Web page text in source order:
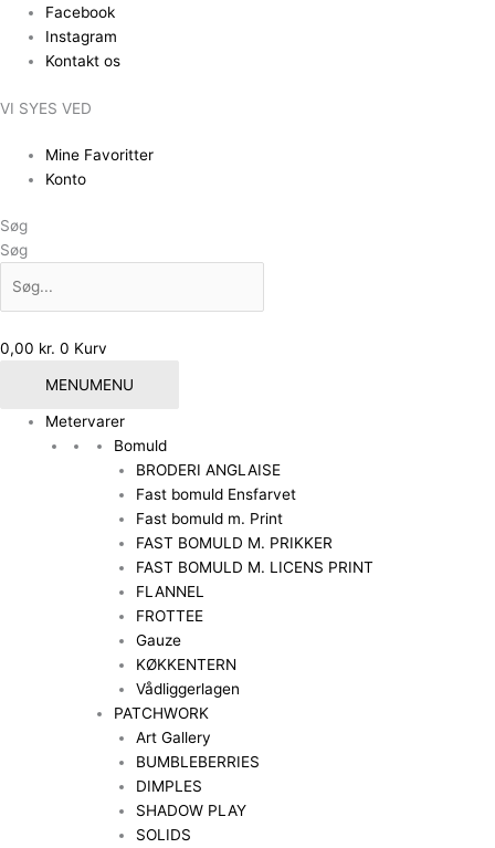
indholdet
Facebook
Instagram
Kontakt os
VI SYES VED
Mine Favoritter
Konto
Søg
Søg
0,00 kr. 0 Kurv
MENUMENU
Metervarer
Bomuld
BRODERI ANGLAISE
Fast bomuld Ensfarvet
Fast bomuld m. Print
FAST BOMULD M. PRIKKER
FAST BOMULD M. LICENS PRINT
FLANNEL
FROTTEE
Gauze
KØKKENTERN
Vådliggerlagen
PATCHWORK
Art Gallery
BUMBLEBERRIES
DIMPLES
SHADOW PLAY
SOLIDS